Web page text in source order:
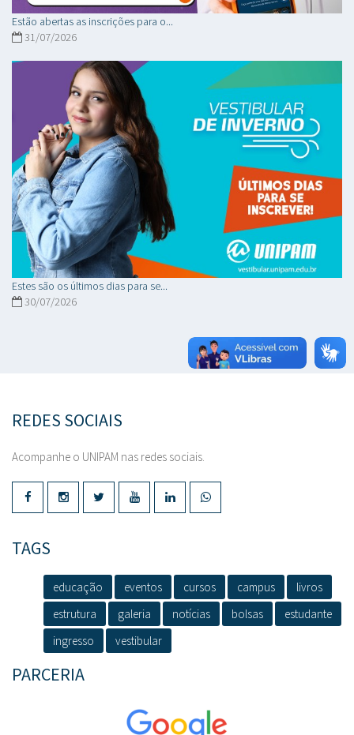
Estão abertas as inscrições para o...
31/07/2026
Estes são os últimos dias para se...
30/07/2026
REDES SOCIAIS
Acompanhe o UNIPAM nas redes sociais.
TAGS
educação eventos cursos campus
livros
estrutura
galeria notícias bolsas
estudante
ingresso
vestibular
PARCERIA